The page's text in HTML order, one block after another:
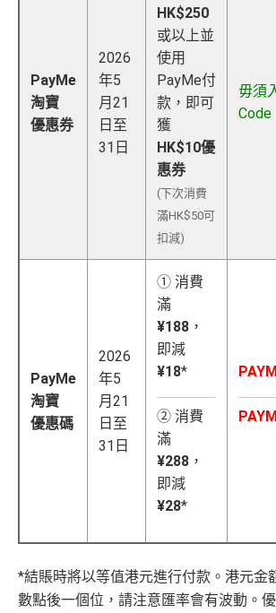
PayMe
淘寶
優惠券
2026
年5
月21
日至
31日
HK$250
或以上並
使用
PayMe付
款，即可
獲
HK$10優
惠券
(下次消費
滿HK$50可
扣減)
毋須
Code
PayMe
淘寶
優惠碼
2026
年5
月21
日至
31日
① 消費
滿
¥188 ，
即減
¥18*
② 消費
滿
¥288 ，
即減
¥28*
*結賬時將以等值港元進行付款。港元金
數點後一個位，請注意匯率會有波動。